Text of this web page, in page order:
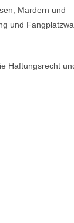
Mardern und
und
Haftungsrecht